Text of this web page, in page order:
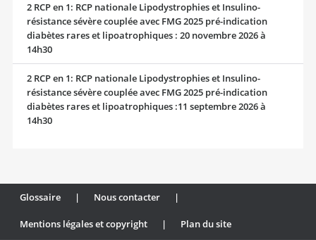
2 RCP en 1: RCP nationale Lipodystrophies et Insulino-
résistance sévère couplée avec FMG 2025 pré-indication
diabètes rares et lipoatrophiques : 20 novembre 2026 à
14h30
2 RCP en 1: RCP nationale Lipodystrophies et Insulino-
résistance sévère couplée avec FMG 2025 pré-indication
diabètes rares et lipoatrophiques :11 septembre 2026 à
14h30
Glossaire | Nous contacter |
Mentions légales et copyright | Plan du site